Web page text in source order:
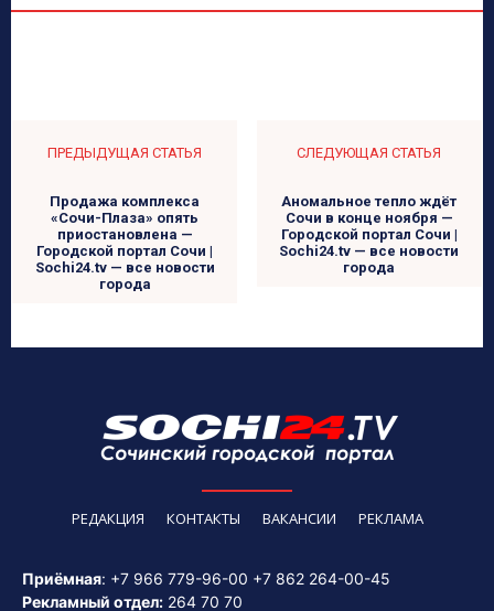
ПРЕДЫДУЩАЯ СТАТЬЯ
Продажа комплекса
«Сочи-Плаза» опять
приостановлена —
Городской портал Сочи |
Sochi24.tv — все новости
города
СЛЕДУЮЩАЯ СТАТЬЯ
Аномальное тепло ждёт
Сочи в конце ноября —
Городской портал Сочи |
Sochi24.tv — все новости
города
РЕДАКЦИЯ КОНТАКТЫ ВАКАНСИИ РЕКЛАМА
Приёмная: +7 966 779-96-00 +7 862 264-00-45
Рекламный отдел: 264 70 70